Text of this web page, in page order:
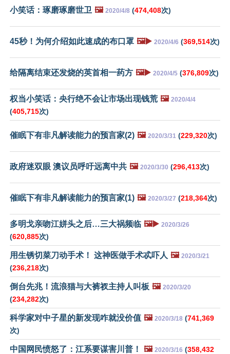
小笑话：琢磨琢磨世卫 🖼️ 2020/4/8 (474,408次)
45秒！为何介绍如此速成的布口罩 🖼️▶️ 2020/4/6 (369,514次)
给隔离结束还发烧的英首相一药方 🖼️▶️ 2020/4/5 (376,809次)
权当小笑话：央行绝不会让市场出现钱荒 🖼️ 2020/4/4
(405,715次)
催眠下有非凡解读能力的预言家(2) 🖼️ 2020/3/31 (229,320次)
政府迷双眼 澳议员呼吁远离中共 🖼️ 2020/3/30 (296,413次)
催眠下有非凡解读能力的预言家(1) 🖼️ 2020/3/27 (218,364次)
多明戈亲吻江姘头之后…三大祸频临 🖼️▶️ 2020/3/26
(620,885次)
用生锈切菜刀动手术！ 这神医做手术忒吓人 🖼️ 2020/3/21
(236,218次)
倒台先兆！流浪猫与大裤衩主持人叫板 🖼️ 2020/3/20
(234,282次)
科学家对中子星的新发现咋就没价值 🖼️ 2020/3/18 (741,369
次)
中国网民愤怒了：江系要谋害川普！ 🖼️ 2020/3/16 (358,432